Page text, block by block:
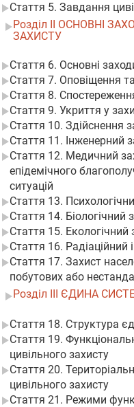
Стаття 5. Завдання
Розділ II ОСНОВНІ
ЗАХИСТУ
Стаття 6. Основні
Стаття 7. Оповіщення
Стаття 8.
Стаття 9. Укриття у
Стаття 10. Здійснення
Стаття 11. Інженерний
Стаття 12. Медичний
епідемічного
ситуацій
Стаття 13.
Стаття 14. Біологічний
Стаття 15. Екологічний
Стаття 16. Радіаційний
Стаття 17. Захист
побутових або
Розділ III ЄДИНА
Стаття 18. Структура
Стаття 19.
цивільного захисту
Стаття 20.
цивільного захисту
Стаття 21. Режими